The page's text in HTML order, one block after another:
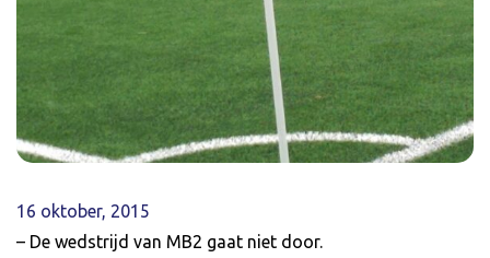
16 oktober, 2015
– De wedstrijd van MB2 gaat niet door.